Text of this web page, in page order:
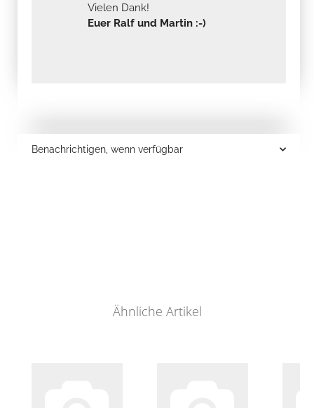
Vielen Dank!
Euer Ralf und Martin :-)
Benachrichtigen, wenn verfügbar
Ähnliche Artikel